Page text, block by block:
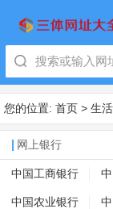
您的位置: 首页 > 生
网上银行
中国工商银行
中国农业银行